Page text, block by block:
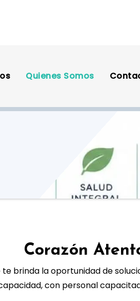
Quienes Somos
Corazón
brinda la oportunidad de
con personal